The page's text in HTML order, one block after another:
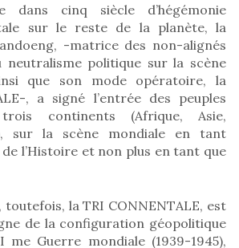
dans cinq siècle d’hégémonie
sur le reste de la planète, la
-matrice des non-alignés
politique sur la scène
que son mode opératoire, la
, a signé l’entrée des peuples
continents (Afrique, Asie,
sur la scène mondiale en tant
l’Histoire et non plus en tant que
la TRI CONNENTALE, est
de la configuration géopolitique
Guerre mondiale (1939-1945),